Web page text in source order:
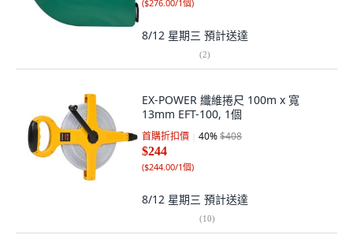
($276.00/1個)
8/12 星期三 預計送達
(2)
EX-POWER 纖維捲尺 100m x 寬
13mm EFT-100, 1個
首購折扣價 40%$408
$244
($244.00/1個)
8/12 星期三 預計送達
(10)